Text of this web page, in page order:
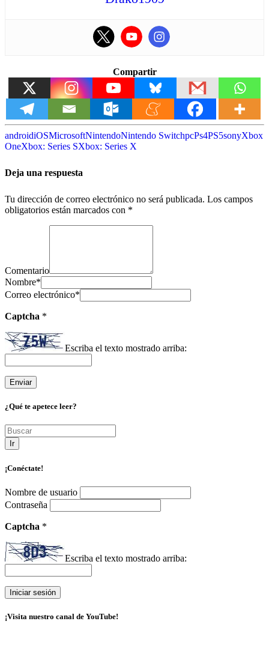
Compartir
androidiOSMicrosoftNintendoNintendo SwitchpcPs4PS5sonyXbox
OneXbox: Series SXbox: Series X
Deja una respuesta
Tu dirección de correo electrónico no será publicada. Los campos
obligatorios están marcados con *
Comentario
Nombre*
Correo electrónico*
Captcha *
Escriba el texto mostrado arriba:
¿Qué te apetece leer?
Ir
¡Conéctate!
Nombre de usuario
Contraseña
Captcha *
Escriba el texto mostrado arriba:
¡Visita nuestro canal de YouTube!